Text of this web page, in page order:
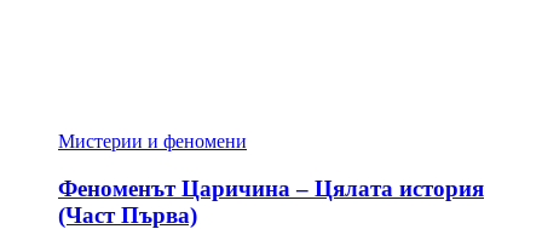
Мистерии и феномени
Феноменът Царичина – Цялата история
(Част Първа)